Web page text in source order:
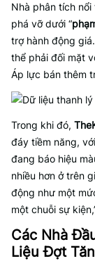
Nhà phân tích nổi
phá vỡ dưới “
trợ hành động
thể phải đối mặt
Áp lực bán thêm
Trong khi đó,
đáy tiềm năng,
đang báo hiệu
nhiều hơn ở trên
động như một
một chuỗi sự
Các Nhà
Liệu Đợt